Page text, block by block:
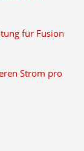
für Fusion
Strom pro